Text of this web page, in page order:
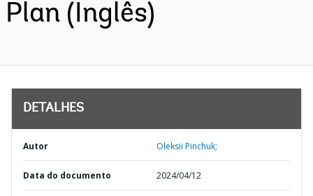
Plan (Inglês)
DETALHES
Autor Oleksii Pinchuk;
Data do documento 2024/04/12